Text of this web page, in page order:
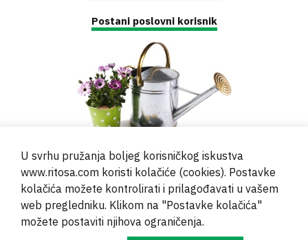
Postani poslovni korisnik
© 2000 - 2024 Brati Ritoša d.o.o.
U svrhu pružanja boljeg korisničkog iskustva
www.ritosa.com koristi kolačiće (cookies). Postavke
kolačića možete kontrolirati i prilagođavati u vašem
web pregledniku. Klikom na "Postavke kolačića"
možete postaviti njihova ograničenja.